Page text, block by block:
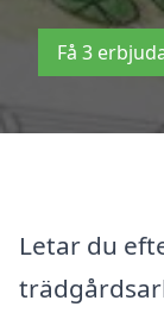
Få 3
Letar du